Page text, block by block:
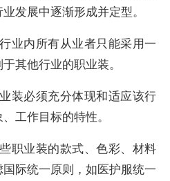
发展中逐渐形成并定型。
业内所有从业者只能采用一
其他行业的职业装。
装必须充分体现和适应该行
工作目标的特性。
职业装的款式、色彩、材料
际统一原则，如医护服统一